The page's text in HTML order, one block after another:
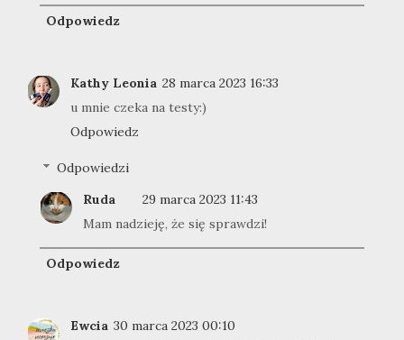
Odpowiedz
Kathy Leonia 28 marca 2023 16:33
u mnie czeka na testy:)
Odpowiedz
Odpowiedzi
Ruda
29 marca 2023 11:43
Mam nadzieję, że się sprawdzi!
Odpowiedz
Ewcia 30 marca 2023 00:10